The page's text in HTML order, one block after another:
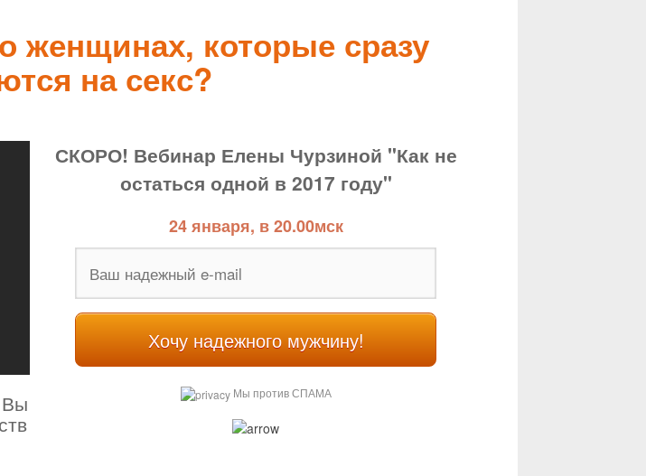
которые сразу
на секс?
Вы
СКОРО! Вебинар Елены Чурзиной "Как не
остаться одной в 2017 году"
24 января, в 20.00мск
Хочу надежного мужчину!
Мы против СПАМА